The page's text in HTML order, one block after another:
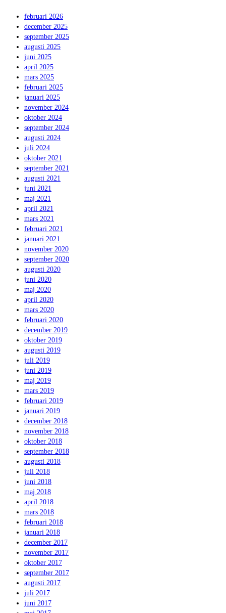
februari 2026
december 2025
september 2025
augusti 2025
juni 2025
april 2025
mars 2025
februari 2025
januari 2025
november 2024
oktober 2024
september 2024
augusti 2024
juli 2024
oktober 2021
september 2021
augusti 2021
juni 2021
maj 2021
april 2021
mars 2021
februari 2021
januari 2021
november 2020
september 2020
augusti 2020
juni 2020
maj 2020
april 2020
mars 2020
februari 2020
december 2019
oktober 2019
augusti 2019
juli 2019
juni 2019
maj 2019
mars 2019
februari 2019
januari 2019
december 2018
november 2018
oktober 2018
september 2018
augusti 2018
juli 2018
juni 2018
maj 2018
april 2018
mars 2018
februari 2018
januari 2018
december 2017
november 2017
oktober 2017
september 2017
augusti 2017
juli 2017
juni 2017